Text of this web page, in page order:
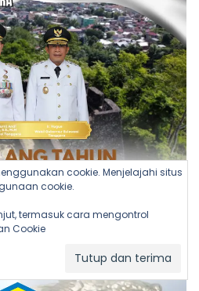
cookie. Menjelajahi situs
cookie.
termasuk cara mengontrol
Cookie